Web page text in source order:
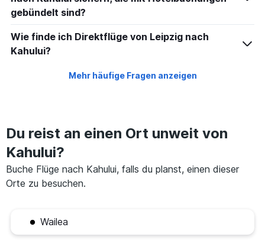
gebündelt sind?
Wie finde ich Direktflüge von Leipzig nach
Kahului?
Mehr häufige Fragen anzeigen
Du reist an einen Ort unweit von
Kahului?
Buche Flüge nach Kahului, falls du planst, einen dieser
Orte zu besuchen.
Wailea